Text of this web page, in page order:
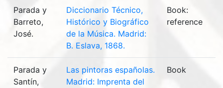
Parada y
Barreto,
José.
Diccionario Técnico,
Histórico y Biográfico
de la Música. Madrid:
B. Eslava, 1868.
Book:
reference
Parada y
Santín,
Las pintoras españolas.
Madrid: Imprenta del
Book